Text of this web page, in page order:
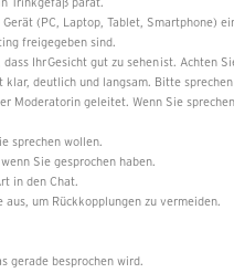
(PC, Laptop, Tablet, Smart­phone)
freigegeben sind.
Ihr Gesicht gut zu sehen ist. Achten
klar, deutlich und langsam. Bitte
Moderatorin geleitet. Wenn Sie
sprechen wollen.
Sie gesprochen haben.
in den Chat.
um Rückkopplungen zu vermeiden.
gerade besprochen wird.